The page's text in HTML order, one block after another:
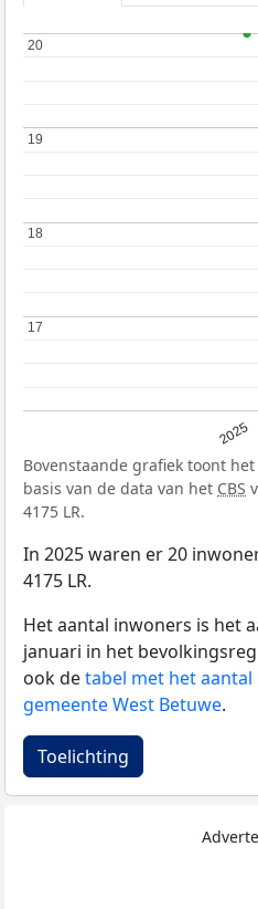
2025
17
17
18
18
19
19
20
20
Bovenstaande grafiek toont
basis van de data van het CBS
4175 LR.
In 2025 waren er 20
4175 LR.
Het aantal inwoners is het
januari in het
ook detabel met het
gemeente West Betuwe.
Toelichting